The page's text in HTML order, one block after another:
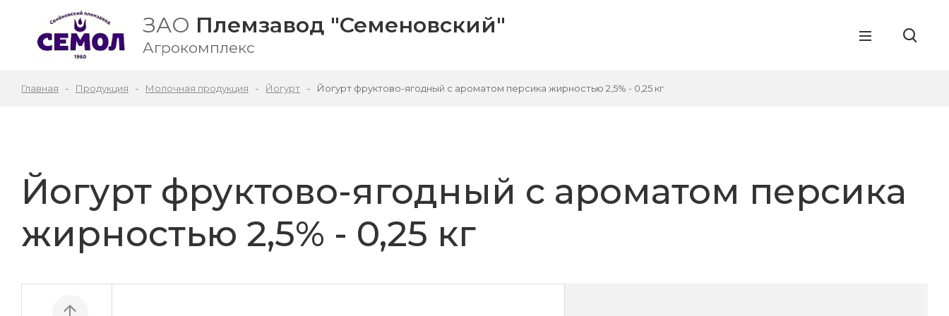
ЗАО Племзавод "Семеновский"
Агрокомплекс
Главная Продукция Молочная продукция Йогурт Йогурт фруктово-ягодный с ароматом персика жирностью 2,5% - 0,25 кг
Йогурт фруктово-ягодный с ароматом персика
жирностью 2,5% - 0,25 кг